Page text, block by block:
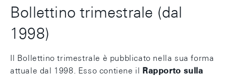
Bollettino trimestrale (dal
1998)
Il Bollettino trimestrale è pubblicato nella sua forma
attuale dal 1998. Esso contiene il Rapporto sulla